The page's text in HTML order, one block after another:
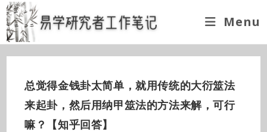
Skip
to
content
Menu
总觉得金钱卦太简单，就用传统的大衍筮法
来起卦，然后用纳甲筮法的方法来解，可行
嘛？【知乎回答】